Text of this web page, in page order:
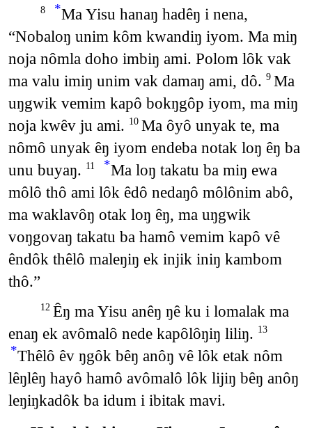
8 *Ma Yisu hanaŋ hadêŋ i nena,
“Nobaloŋ unim kôm kwandiŋ iyom. Ma miŋ
noja nômla doho imbiŋ ami. Polom lôk vak
ma valu imiŋ unim vak damaŋ ami, dô. 9 Ma
uŋgwik vemim kapô bokŋgôp iyom, ma miŋ
noja kwêv ju ami. 10 Ma ôyô unyak te, ma
nômô unyak êŋ iyom endeba notak loŋ êŋ ba
unu buyaŋ. 11 *Ma loŋ takatu ba miŋ ewa
môlô thô ami lôk êdô nedaŋô môlônim abô,
ma waklavôŋ otak loŋ êŋ, ma uŋgwik
voŋgovaŋ takatu ba hamô vemim kapô vê
êndôk thêlô maleŋiŋ ek injik iniŋ kambom
thô.”
12 Êŋ ma Yisu anêŋ ŋê ku i lomalak ma
enaŋ ek avômalô nede kapôlôŋiŋ liliŋ. 13
*Thêlô êv ŋgôk bêŋ anôŋ vê lôk etak nôm
lêŋlêŋ hayô hamô avômalô lôk lijiŋ bêŋ anôŋ
leŋiŋkadôk ba idum i ibitak mavi.